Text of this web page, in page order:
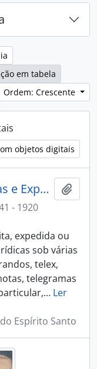
em tabela
Ordem: Crescente
objetos digitais
Correspondências Recebidas e Expedidas
- 1920
expedida ou
sob várias
telex,
telegramas
… Ler
Espírito Santo